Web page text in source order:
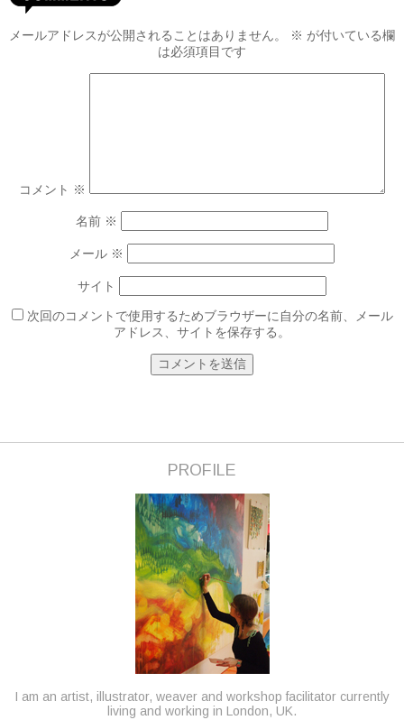
メールアドレスが公開されることはありません。 ※ が付いている欄
は必須項目です
コメント ※
名前 ※
メール ※
サイト
次回のコメントで使用するためブラウザーに自分の名前、メール
アドレス、サイトを保存する。
PROFILE
I am an artist, illustrator, weaver and workshop facilitator currently
living and working in London, UK.